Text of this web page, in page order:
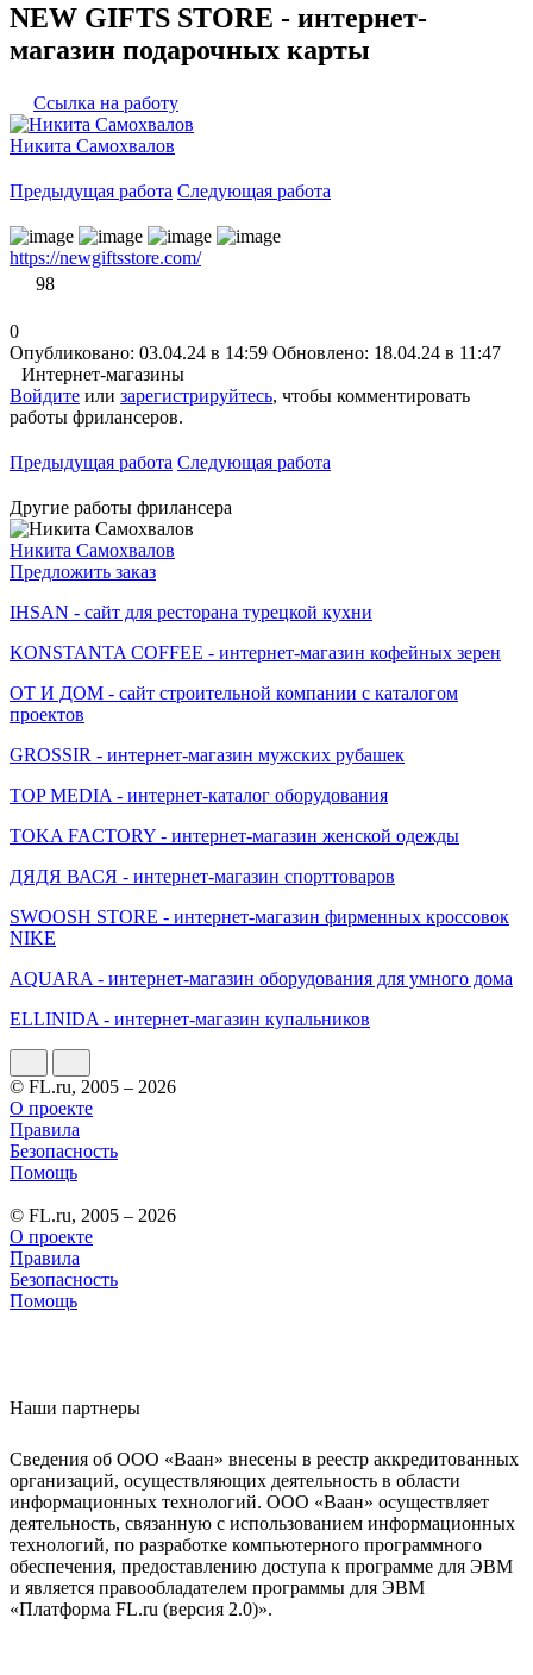
NEW GIFTS STORE - интернет-
магазин подарочных карты
Ссылка на работу
Никита Самохвалов
Предыдущая работа Следующая работа
https://newgiftsstore.com/
98
0
Опубликовано: 03.04.24 в 14:59 Обновлено: 18.04.24 в 11:47
Интернет-магазины
Войдите или зарегистрируйтесь, чтобы комментировать
работы фрилансеров.
Предыдущая работа Следующая работа
Другие работы фрилансера
Никита Самохвалов
Предложить заказ
IHSAN - сайт для ресторана турецкой кухни
KONSTANTA COFFEE - интернет-магазин кофейных зерен
ОТ И ДОМ - сайт строительной компании с каталогом
проектов
GROSSIR - интернет-магазин мужских рубашек
TOP MEDIA - интернет-каталог оборудования
TOKA FACTORY - интернет-магазин женской одежды
ДЯДЯ ВАСЯ - интернет-магазин спорттоваров
SWOOSH STORE - интернет-магазин фирменных кроссовок
NIKE
AQUARA - интернет-магазин оборудования для умного дома
ELLINIDA - интернет-магазин купальников
© FL.ru, 2005 – 2026
О проекте
Правила
Безопасность
Помощь
© FL.ru, 2005 – 2026
О проекте
Правила
Безопасность
Помощь
Наши партнеры
Сведения об ООО «Ваан» внесены в реестр аккредитованных
организаций, осуществляющих деятельность в области
информационных технологий. ООО «Ваан» осуществляет
деятельность, связанную с использованием информационных
технологий, по разработке компьютерного программного
обеспечения, предоставлению доступа к программе для ЭВМ
и является правообладателем программы для ЭВМ
«Платформа FL.ru (версия 2.0)».